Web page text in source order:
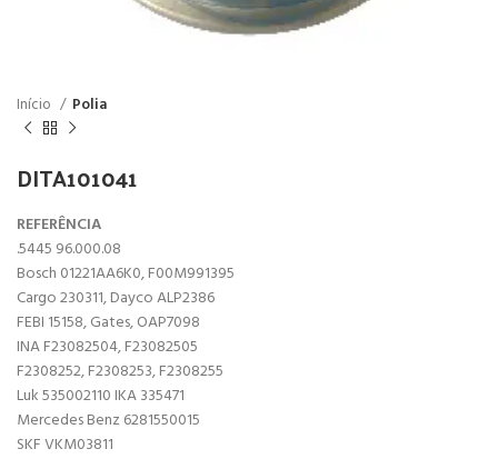
Início Polia
DITA101041
REFERÊNCIA
.5445 96.000.08
Bosch 01221AA6K0, F00M991395
Cargo 230311, Dayco ALP2386
FEBI 15158, Gates, OAP7098
INA F23082504, F23082505
F2308252, F2308253, F2308255
Luk 535002110 IKA 335471
Mercedes Benz 6281550015
SKF VKM03811